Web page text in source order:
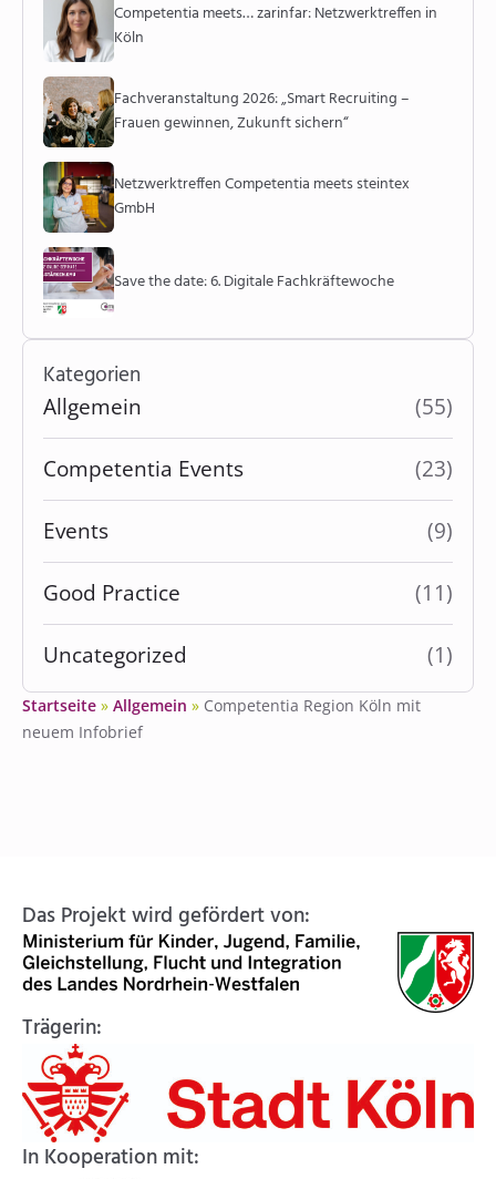
Competentia meets… zarinfar: Netzwerktreffen in
Köln
Fachveranstaltung 2026: „Smart Recruiting –
Frauen gewinnen, Zukunft sichern“
Netzwerktreffen Competentia meets steintex
GmbH
Save the date: 6. Digitale Fachkräftewoche
Kategorien
Allgemein (55)
Competentia Events (23)
Events (9)
Good Practice (11)
Uncategorized (1)
Startseite » Allgemein » Competentia Region Köln mit
neuem Infobrief
Das Projekt wird gefördert von:
Trägerin:
In Kooperation mit: